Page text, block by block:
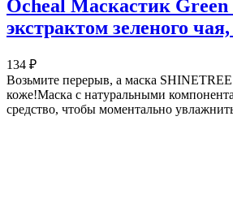
Ocheal Маскастик Green
экстрактом зеленого чая,
134 ₽
Возьмите перерыв, а маска
коже!Маска с натуральными
средство, чтобы моментально